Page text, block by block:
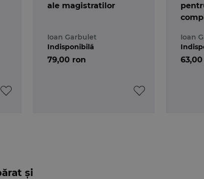
ale magistratilor
Ioan Garbulet
79,00 ron
Indisponibilă
Ioan
și